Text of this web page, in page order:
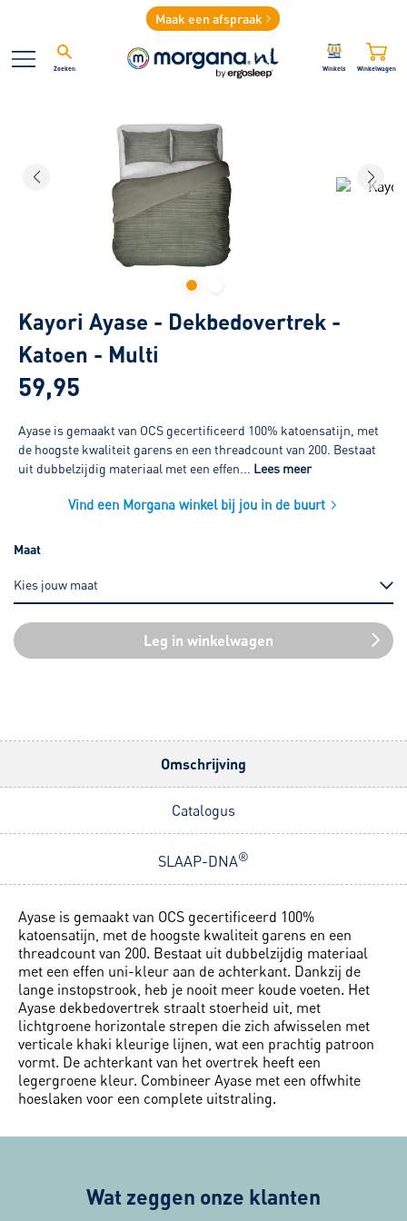
Maak een afspraak
Zoeken Winkels Winkelwagen
Kayori Ayase - Dekbedovertrek -
Katoen - Multi
59,95
Ayase is gemaakt van OCS gecertificeerd 100% katoensatijn, met
de hoogste kwaliteit garens en een threadcount van 200. Bestaat
uit dubbelzijdig materiaal met een effen... Lees meer
Vind een Morgana winkel bij jou in de buurt
Maat
Leg in winkelwagen
Omschrijving
Catalogus
SLAAP-DNA®
Ayase is gemaakt van OCS gecertificeerd 100%
katoensatijn, met de hoogste kwaliteit garens en een
threadcount van 200. Bestaat uit dubbelzijdig materiaal
met een effen uni-kleur aan de achterkant. Dankzij de
lange instopstrook, heb je nooit meer koude voeten. Het
Ayase dekbedovertrek straalt stoerheid uit, met
lichtgroene horizontale strepen die zich afwisselen met
verticale khaki kleurige lijnen, wat een prachtig patroon
vormt. De achterkant van het overtrek heeft een
legergroene kleur. Combineer Ayase met een offwhite
hoeslaken voor een complete uitstraling.
Wat zeggen onze klanten